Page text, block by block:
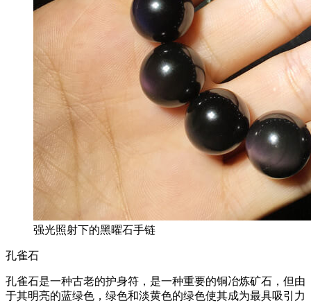
强光照射下的黑曜石手链
孔雀石
孔雀石是一种古老的护身符，是一种重要的铜冶炼矿石，但由
于其明亮的蓝绿色，绿色和淡黄色的绿色使其成为最具吸引力